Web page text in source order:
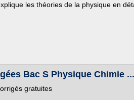
les théories de la physique en
Bac S Physique Chimie ...
gratuites